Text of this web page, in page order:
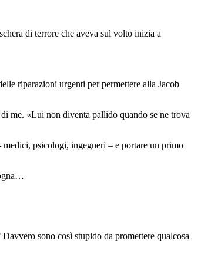
di terrore che aveva sul volto inizia a
riparazioni urgenti per permettere alla Jacob
me. «Lui non diventa pallido quando se ne trova
psicologi, ingegneri – e portare un primo
sono così stupido da promettere qualcosa